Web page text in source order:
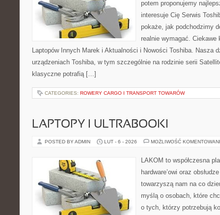
potem proponujemy
interesuje Cię Serwis
pokaże, jak podchodzimy
realnie wymagać. Ciekawe
Laptopów Innych Marek i Aktualności i Nowości Toshiba. Nasza
urządzeniach Toshiba, w tym szczególnie na rodzinie serii
klasyczne potrafią […]
CATEGORIES: ROWERY CARGO I TRANSPORT TOWARÓW
LAPTOPY I ULTRABOOKI
POSTED BY ADMIN LUT - 6 - 2026 MOŻLIWOŚĆ
LAKOM to współczesna
hardware’owi oraz
towarzyszą nam na co
myślą o osobach, które
o tych, którzy potrzebują